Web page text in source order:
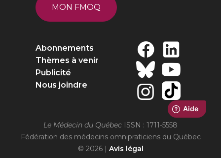
MON FMOQ
Abonnements
Thèmes à venir
Publicité
Nous joindre
Le Médecin du Québec ISSN : 1711-5558
Fédération des médecins omnipraticiens du Québec
© 2026 | Avis légal